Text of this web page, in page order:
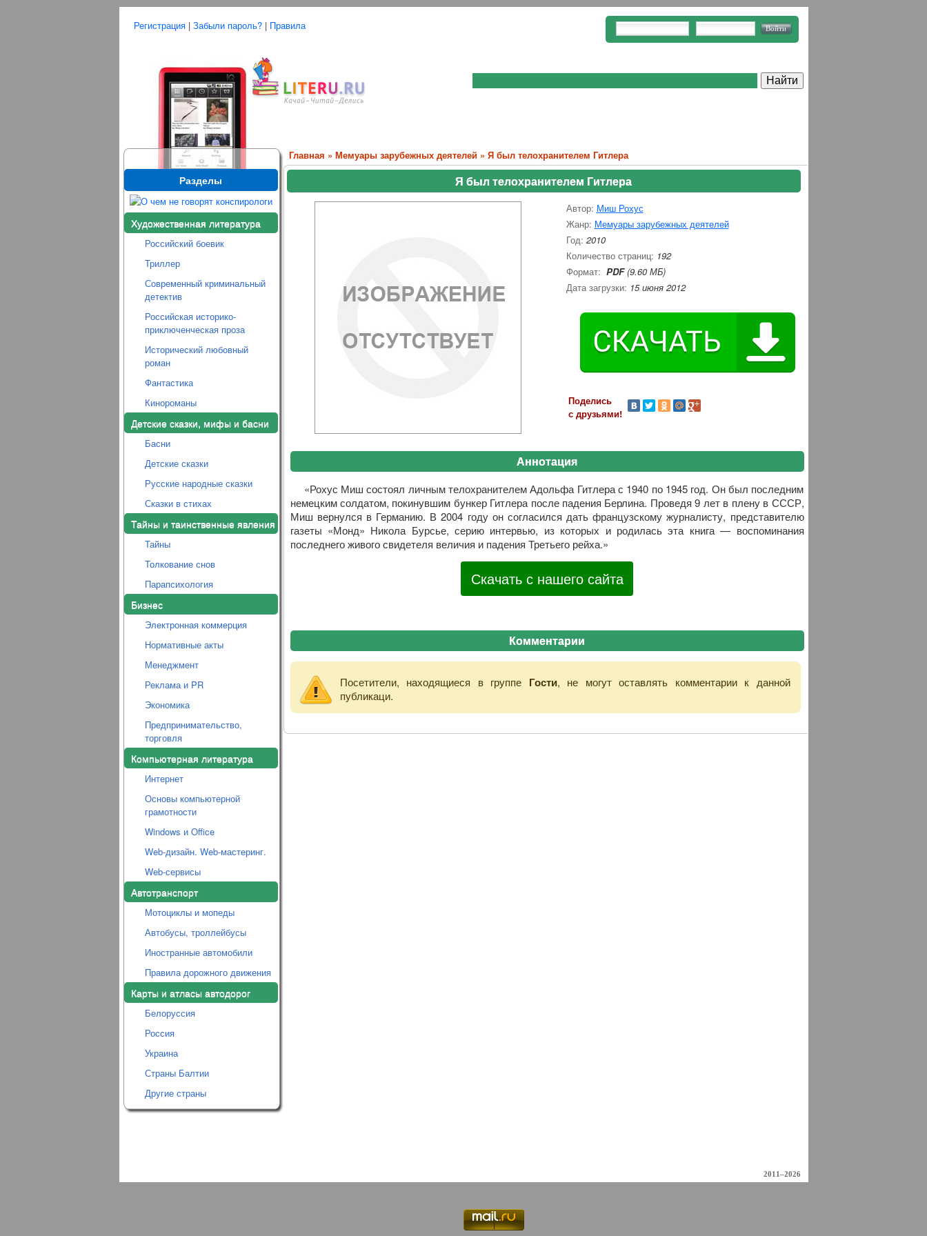
Регистрация| Забыли пароль?| Правила
Разделы
Художественная литература
Российский боевик
Триллер
Современный криминальный
детектив
Российская историко-
приключенческая проза
Исторический любовный
роман
Фантастика
Кинороманы
Детские сказки, мифы и басни
Басни
Детские сказки
Русские народные сказки
Сказки в стихах
Тайны и таинственные явления
Тайны
Толкование снов
Парапсихология
Бизнес
Электронная коммерция
Нормативные акты
Менеджмент
Реклама и PR
Экономика
Предпринимательство,
торговля
Компьютерная литература
Интернет
Основы компьютерной
грамотности
Windows и Office
Web-дизайн. Web-мастеринг.
Web-сервисы
Автотранспорт
Мотоциклы и мопеды
Автобусы, троллейбусы
Иностранные автомобили
Правила дорожного движения
Карты и атласы автодорог
Белоруссия
Россия
Украина
Страны Балтии
Другие страны
Главная » Мемуары зарубежных деятелей» Я был телохранителем Гитлера
Я был телохранителем Гитлера
Автор: Миш Рохус
Жанр: Мемуары зарубежных деятелей
Год: 2010
Количество страниц: 192
Формат: PDF(9.60 МБ)
Дата загрузки: 15 июня 2012
Поделись
с друзьями!
Аннотация
«Рохус Миш состоял личным телохранителем Адольфа Гитлера с 1940 по 1945 год. Он был последним
немецким солдатом, покинувшим бункер Гитлера после падения Берлина. Проведя 9 лет в плену в СССР,
Миш вернулся в Германию. В 2004 году он согласился дать французскому журналисту, представителю
газеты «Монд» Никола Бурсье, серию интервью, из которых и родилась эта книга — воспоминания
последнего живого свидетеля величия и падения Третьего рейха.»
Скачать с нашего сайта
Комментарии
Посетители, находящиеся в группе Гости, не могут оставлять комментарии к данной
публикаци.
2011–2026